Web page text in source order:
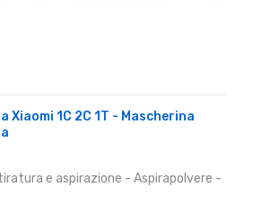
Xiaomi 1C 2C 1T - Mascherina
e aspirazione - Aspirapolvere -